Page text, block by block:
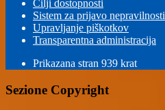
Cilji dostopnosti
Sistem za prijavo nepravilnosti
Upravljanje piškotkov
Transparentna administracija
Prikazana stran 939 krat
Sezione Copyright